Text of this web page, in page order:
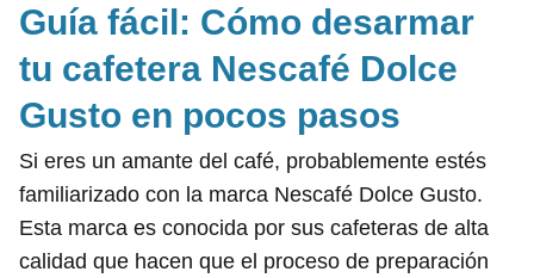
Guía fácil: Cómo desarmar
tu cafetera Nescafé Dolce
Gusto en pocos pasos
Si eres un amante del café, probablemente estés
familiarizado con la marca Nescafé Dolce Gusto.
Esta marca es conocida por sus cafeteras de alta
calidad que hacen que el proceso de preparación